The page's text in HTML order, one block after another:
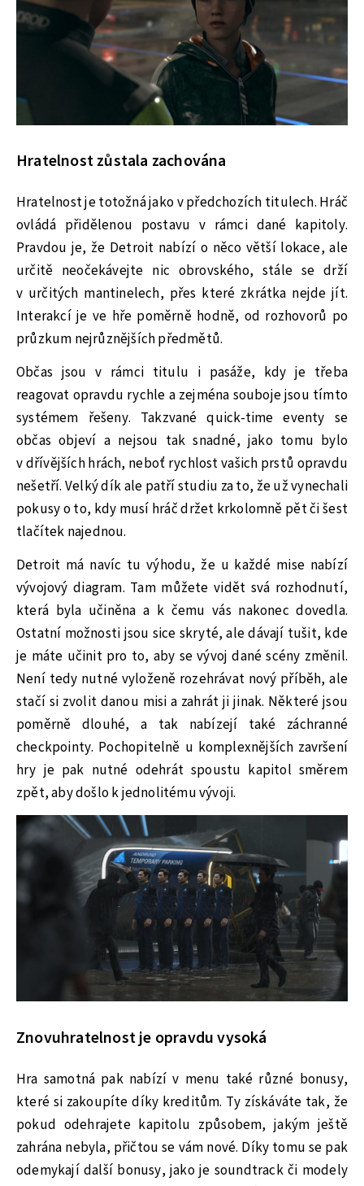
Hratelnost zůstala zachována
Hratelnost je totožná jako v předchozích titulech. Hráč
ovládá přidělenou postavu v rámci dané kapitoly.
Pravdou je, že Detroit nabízí o něco větší lokace, ale
určitě neočekávejte nic obrovského, stále se drží
v určitých mantinelech, přes které zkrátka nejde jít.
Interakcí je ve hře poměrně hodně, od rozhovorů po
průzkum nejrůznějších předmětů.
Občas jsou v rámci titulu i pasáže, kdy je třeba
reagovat opravdu rychle a zejména souboje jsou tímto
systémem řešeny. Takzvané quick-time eventy se
občas objeví a nejsou tak snadné, jako tomu bylo
v dřívějších hrách, neboť rychlost vašich prstů opravdu
nešetří. Velký dík ale patří studiu za to, že už vynechali
pokusy o to, kdy musí hráč držet krkolomně pět či šest
tlačítek najednou.
Detroit má navíc tu výhodu, že u každé mise nabízí
vývojový diagram. Tam můžete vidět svá rozhodnutí,
která byla učiněna a k čemu vás nakonec dovedla.
Ostatní možnosti jsou sice skryté, ale dávají tušit, kde
je máte učinit pro to, aby se vývoj dané scény změnil.
Není tedy nutné vyloženě rozehrávat nový příběh, ale
stačí si zvolit danou misi a zahrát ji jinak. Některé jsou
poměrně dlouhé, a tak nabízejí také záchranné
checkpointy. Pochopitelně u komplexnějších završení
hry je pak nutné odehrát spoustu kapitol směrem
zpět, aby došlo k jednolitému vývoji.
Znovuhratelnost je opravdu vysoká
Hra samotná pak nabízí v menu také různé bonusy,
které si zakoupíte díky kreditům. Ty získáváte tak, že
pokud odehrajete kapitolu způsobem, jakým ještě
zahrána nebyla, přičtou se vám nové. Díky tomu se pak
odemykají další bonusy, jako je soundtrack či modely